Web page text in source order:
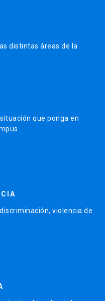
distintas áreas de la
que ponga en
violencia de